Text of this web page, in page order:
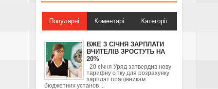
Популярні Коментарі Категорії
ВЖЕ З СІЧНЯ ЗАРПЛАТИ
ВЧИТЕЛІВ ЗРОСТУТЬ НА
20%
20 січня Уряд затвердив нову
тарифну сітку для розрахунку
зарплат працівникам
бюджетних установ ...